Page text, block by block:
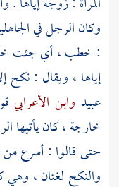
وكان الرجل في
: خطب ، أي جئت
إياها ، ويقال : نكح
عبيد وابن الأعرابي
خارجة، كان
حتى قالوا : أسرع
والنكح لغتان ،